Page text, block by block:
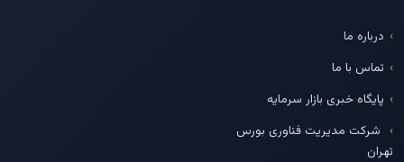
درباره ما
تماس با ما
پایگاه خبری بازار سرمایه
شرکت مدیریت فناوری بورس
تهران